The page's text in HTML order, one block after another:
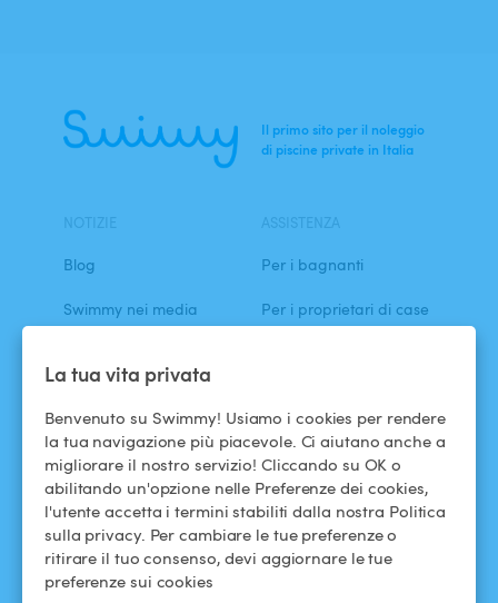
La tua vita privata
Benvenuto su Swimmy! Usiamo i cookies per rendere
la tua navigazione più piacevole. Ci aiutano anche a
migliorare il nostro servizio! Cliccando su OK o
abilitando un'opzione nelle Preferenze dei cookies,
l'utente accetta i termini stabiliti dalla nostra Politica
sulla privacy. Per cambiare le tue preferenze o
ritirare il tuo consenso, devi aggiornare le tue
preferenze sui cookies
Il primo sito per il noleggio
di piscine private in Italia
Blog
Swimmy nei media
Per i bagnanti
Per i proprietari di case
ASSISTENZA
Centro assistenza
Termini e condizioni
d'uso
SEGUICI
Facebook
Instagram